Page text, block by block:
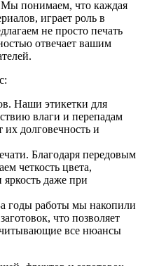
Мы понимаем, что каждая
играет роль в
не просто печать
отвечает вашим
Наши этикетки для
влаги и перепадам
их долговечность и
Благодаря передовым
четкость цвета,
яркость даже при
годы работы мы накопили
что позволяет
все нюансы